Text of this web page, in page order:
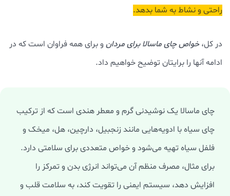
راحتی و نشاط به شما بدهد.
در کل،خواص چای ماسالا برای مردان و برای همه فراوان است که در
ادامه آنها را برایتان توضیح خواهیم داد.
چای ماسالا یک نوشیدنی گرم و معطر هندی است که از ترکیب
چای سیاه با ادویه‌هایی مانند زنجبیل، دارچین، هل، میخک و
فلفل سیاه تهیه می‌شود و خواص متعددی برای سلامتی دارد.
برای مثال، مصرف منظم آن می‌تواند انرژی بدن و تمرکز را
افزایش دهد، سیستم ایمنی را تقویت کند، به سلامت قلب و